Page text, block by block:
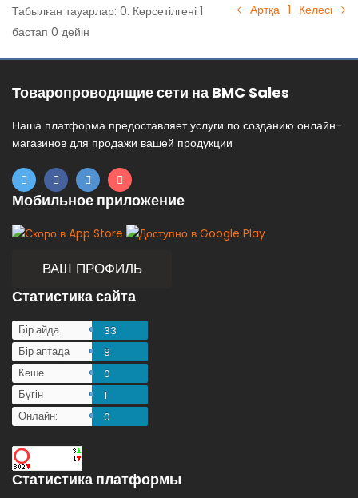
Табылған тауарлар: 0. Көрсетілгені 1
бастап 0 дейін
Артқа 1 Келесі
Товаропроводящие сети на BMC Sales
Наша платформа предоставляет услуги по созданию онлайн-
магазинов для продажи вашей продукции
Мобильное приложение
ВАШ ПРОФИЛЬ
Статистика сайта
Бір айда
33
Бір аптада
8
Кеше
0
Бүгін
1
Онлайн:
0
Статистика платформы